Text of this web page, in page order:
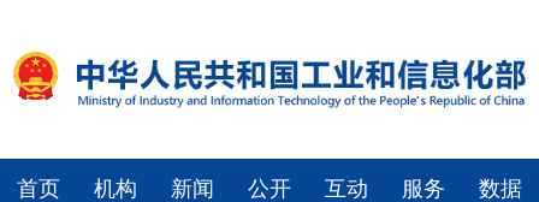
首页 机构 新闻 公开 互动 服务 数据